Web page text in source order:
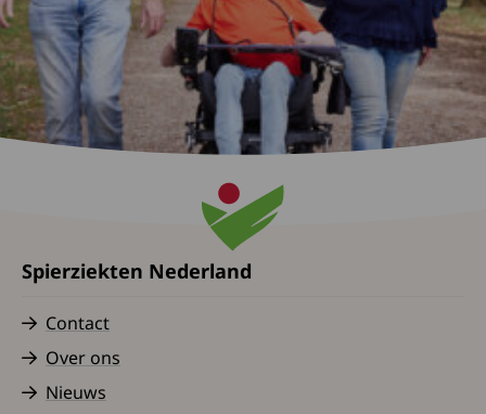
Spierziekten Nederland
Contact
Over ons
Nieuws